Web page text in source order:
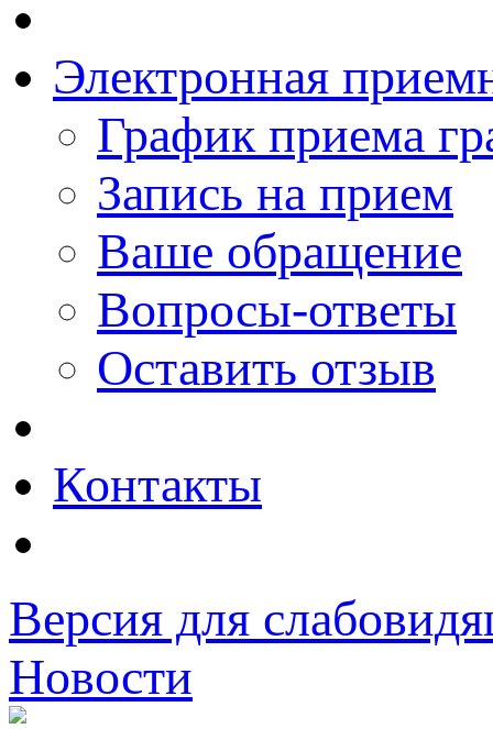
Электронная
График приема
Запись на прием
Ваше обращение
Вопросы-ответы
Оставить отзыв
Контакты
Версия для
Новости